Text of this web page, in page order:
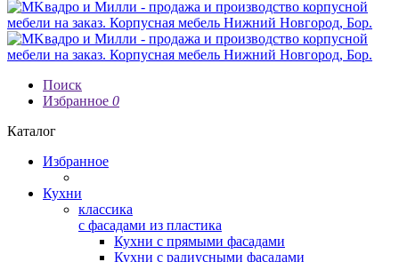
Поиск
Избранное 0
Каталог
Избранное
Кухни
классика
с фасадами из пластика
Кухни с прямыми фасадами
Кухни с радиусными фасадами